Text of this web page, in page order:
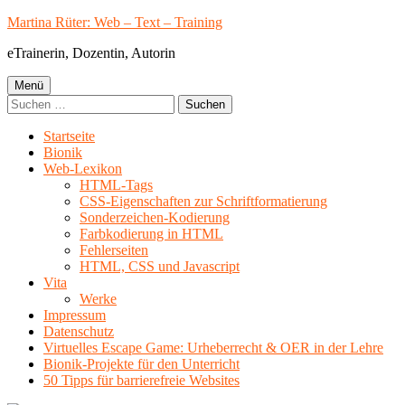
Springe
Inhalt
Martina Rüter: Web – Text – Training
eTrainerin, Dozentin, Autorin
Primäres
Menü
Menü
Suchen
nach:
Startseite
Bionik
Web-Lexikon
HTML-Tags
CSS-Eigenschaften zur Schriftformatierung
Sonderzeichen-Kodierung
Farbkodierung in HTML
Fehlerseiten
HTML, CSS und Javascript
Vita
Werke
Impressum
Datenschutz
Virtuelles Escape Game: Urheberrecht & OER in der Lehre
Bionik-Projekte für den Unterricht
50 Tipps für barrierefreie Websites